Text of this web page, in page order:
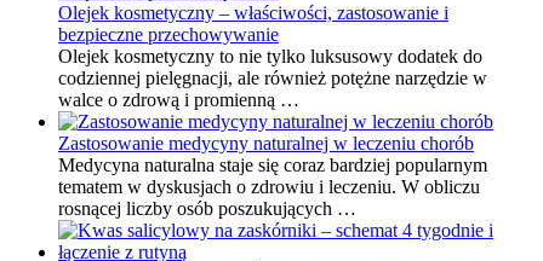
Olejek kosmetyczny – właściwości, zastosowanie i
bezpieczne przechowywanie
Olejek kosmetyczny to nie tylko luksusowy dodatek do
codziennej pielęgnacji, ale również potężne narzędzie w
walce o zdrową i promienną …
Zastosowanie medycyny naturalnej w leczeniu chorób
Medycyna naturalna staje się coraz bardziej popularnym
tematem w dyskusjach o zdrowiu i leczeniu. W obliczu
rosnącej liczby osób poszukujących …